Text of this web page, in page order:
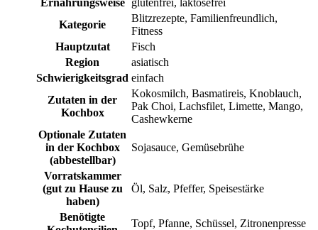
Ernährungsweise
glutenfrei, laktosefrei
Kategorie
Blitzrezepte, Familienfreundlich,
Fitness
Hauptzutat
Fisch
Region
asiatisch
Schwierigkeitsgrad einfach
Zutaten in der
Kochbox
Kokosmilch, Basmatireis, Knoblauch,
Pak Choi, Lachsfilet, Limette, Mango,
Cashewkerne
Optionale Zutaten
in der Kochbox
(abbestellbar)
Sojasauce, Gemüsebrühe
Vorratskammer
(gut zu Hause zu
haben)
Öl, Salz, Pfeffer, Speisestärke
Benötigte
Topf, Pfanne, Schüssel, Zitronenpresse